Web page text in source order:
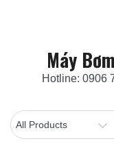
Máy
Hotline: 0906